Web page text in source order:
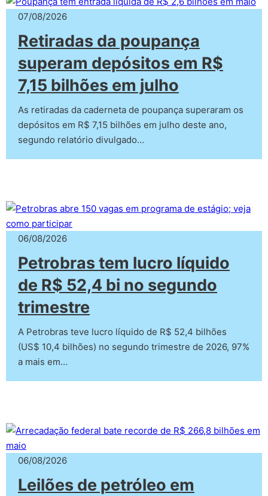
07/08/2026
Retiradas da poupança
superam depósitos em R$
7,15 bilhões em julho
As retiradas da caderneta de poupança superaram os
depósitos em R$ 7,15 bilhões em julho deste ano,
segundo relatório divulgado…
06/08/2026
Petrobras tem lucro líquido
de R$ 52,4 bi no segundo
trimestre
A Petrobras teve lucro líquido de R$ 52,4 bilhões
(US$ 10,4 bilhões) no segundo trimestre de 2026, 97%
a mais em…
06/08/2026
Leilões de petróleo em